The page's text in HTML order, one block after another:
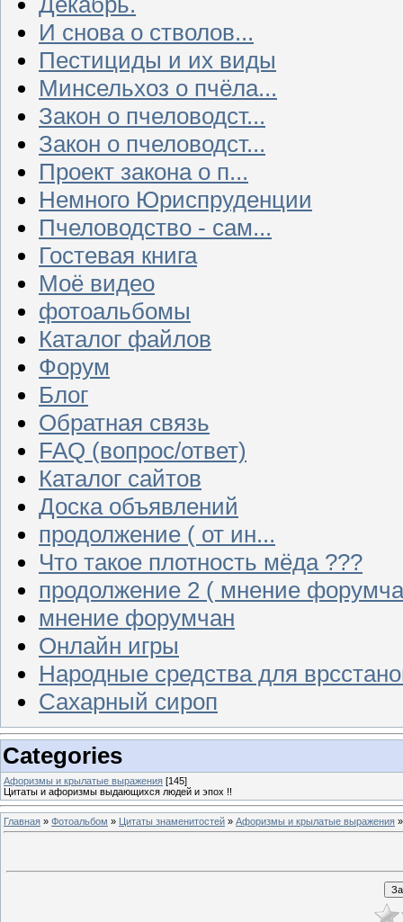
И снова о стволов...
Пестициды и их виды
Минсельхоз о пчёла...
Закон о пчеловодст...
Закон о пчеловодст...
Проект закона о п...
Немного Юриспруденции
Пчеловодство - сам...
Гостевая книга
Моё видео
фотоальбомы
Каталог файлов
Форум
Блог
Обратная связь
FAQ (вопрос/ответ)
Каталог сайтов
Доска объявлений
продолжение ( от ин...
Что такое плотность мёда ???
продолжение 2 ( мнение
мнение форумчан
Онлайн игры
Народные средства для
Сахарный сироп
Categories
Афоризмы и крылатые выражения [145]
Цитаты и афоризмы выдающихся людей и эпох !!
Главная » Фотоальбом » Цитаты знаменитостей » Афоризмы и крылатые выражения